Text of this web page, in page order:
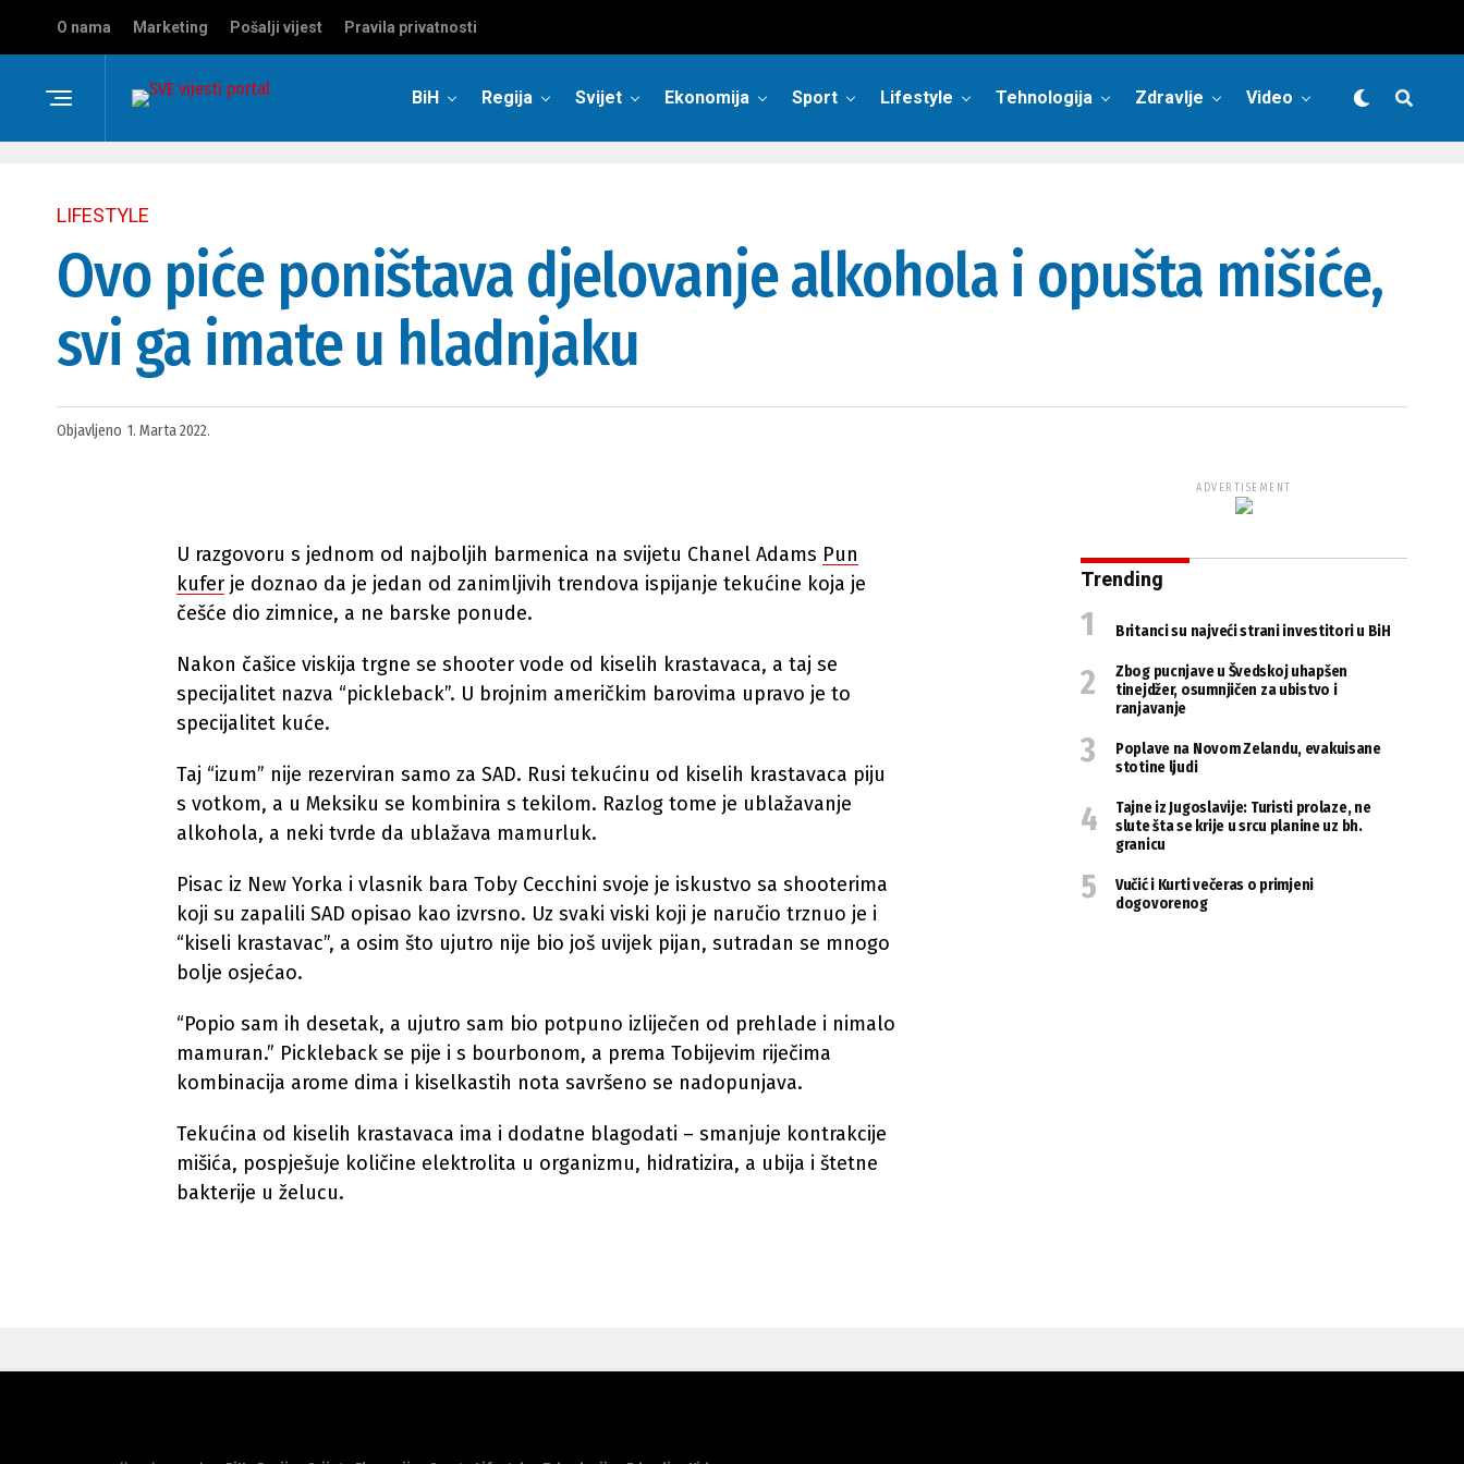
O nama Marketing Pošalji vijest Pravila privatnosti
BiH Regija Svijet Ekonomija Sport Lifestyle Tehnologija Zdravlje Video
LIFESTYLE
Ovo piće poništava djelovanje alkohola i opušta mišiće,
svi ga imate u hladnjaku
Objavljeno 1. Marta 2022.
U razgovoru s jednom od najboljih barmenica na svijetu Chanel Adams Pun
kufer je doznao da je jedan od zanimljivih trendova ispijanje tekućine koja je
češće dio zimnice, a ne barske ponude.
Nakon čašice viskija trgne se shooter vode od kiselih krastavaca, a taj se
specijalitet nazva “pickleback”. U brojnim američkim barovima upravo je to
specijalitet kuće.
Taj “izum” nije rezerviran samo za SAD. Rusi tekućinu od kiselih krastavaca piju
s votkom, a u Meksiku se kombinira s tekilom. Razlog tome je ublažavanje
alkohola, a neki tvrde da ublažava mamurluk.
Pisac iz New Yorka i vlasnik bara Toby Cecchini svoje je iskustvo sa shooterima
koji su zapalili SAD opisao kao izvrsno. Uz svaki viski koji je naručio trznuo je i
“kiseli krastavac”, a osim što ujutro nije bio još uvijek pijan, sutradan se mnogo
bolje osjećao.
“Popio sam ih desetak, a ujutro sam bio potpuno izliječen od prehlade i nimalo
mamuran.” Pickleback se pije i s bourbonom, a prema Tobijevim riječima
kombinacija arome dima i kiselkastih nota savršeno se nadopunjava.
Tekućina od kiselih krastavaca ima i dodatne blagodati – smanjuje kontrakcije
mišića, pospješuje količine elektrolita u organizmu, hidratizira, a ubija i štetne
bakterije u želucu.
ADVERTISEMENT
Trending
Britanci su najveći strani investitori u BiH
Zbog pucnjave u Švedskoj uhapšen
tinejdžer, osumnjičen za ubistvo i
ranjavanje
Poplave na Novom Zelandu, evakuisane
stotine ljudi
Tajne iz Jugoslavije: Turisti prolaze, ne
slute šta se krije u srcu planine uz bh.
granicu
Vučić i Kurti večeras o primjeni
dogovorenog